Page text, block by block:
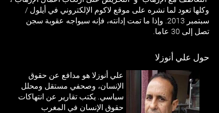
وكلها تعود لما نشره على موقع لاكوم الإلكتروني في أيلول /
سبتمبر 2013. وإذا ما تمت إدانته، فإنه سيواجه عقوبة سجن
تصل إلى 30 عاما.
حول علي أنوزلا
علي أنوزلا هو مدافع عن حقوق
الإنسان، وصحفي مستقل ومحلل
سياسي. يكتب تقارير عن انتهاكات
حقوق الإنسان في المغرب